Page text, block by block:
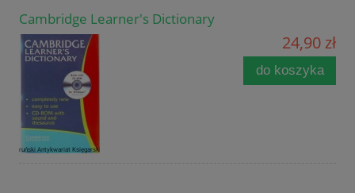
Cambridge Learner's Dictionary
24,90 zł
do koszyka